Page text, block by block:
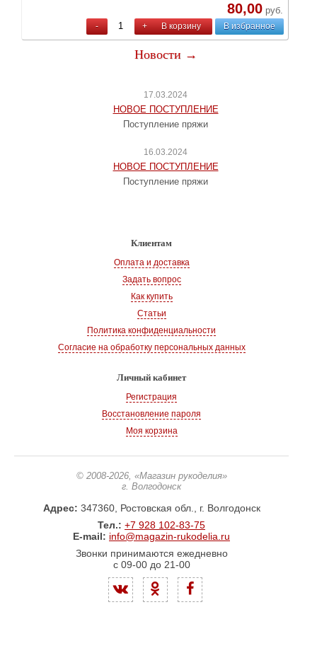
80,00руб.
- + В корзину В избранное
Новости →
17.03.2024
НОВОЕ ПОСТУПЛЕНИЕ
Поступление пряжи
16.03.2024
НОВОЕ ПОСТУПЛЕНИЕ
Поступление пряжи
Клиентам
Оплата и доставка
Задать вопрос
Как купить
Статьи
Политика конфиденциальности
Согласие на обработку персональных данных
Личный кабинет
Регистрация
Восстановление пароля
Моя корзина
© 2008-2026, «Магазин рукоделия»
г. Волгодонск
Адрес: 347360, Ростовская обл., г. Волгодонск
Тел.: +7 928 102-83-75
E-mail: info@magazin-rukodelia.ru
Звонки принимаются ежедневно
с 09-00 до 21-00